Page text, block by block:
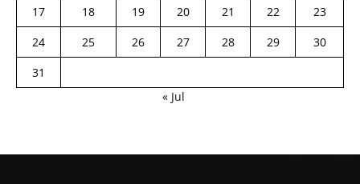
17
18 19 20 21 22
23
24
25 26 27 28 29
30
31
« Jul